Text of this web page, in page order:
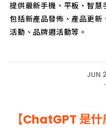
提供最新手機、平板、智慧
包括新產品發佈、產品更新
活動、品牌週活動等。
JUN
【ChatGPT 是